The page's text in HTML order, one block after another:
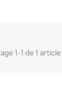
1-1 de 1